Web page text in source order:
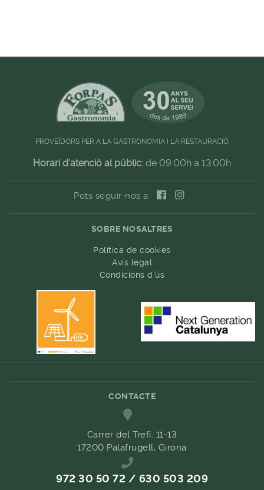
PROVEÏDORS PER A LA GASTRONOMIA I LA RESTAURACIÓ
Horari d'atenció al públic: de 09:00h a 13:00h
Pots seguir-nos a
SOBRE NOSALTRES
Política de cookies
Avís legal
Condicions d'ús
CONTACTE
Carrer del Trefí. 11-13
17200 Palafrugell, Girona
972 30 50 72 / 630 503 209